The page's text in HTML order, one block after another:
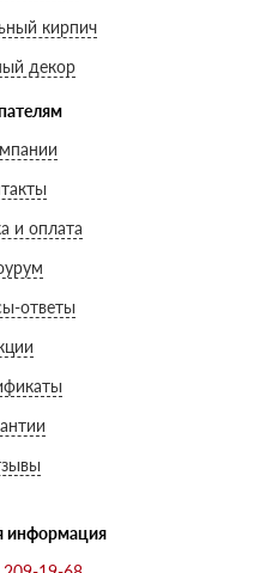
кирпич
декор
и оплата
ответы
информация